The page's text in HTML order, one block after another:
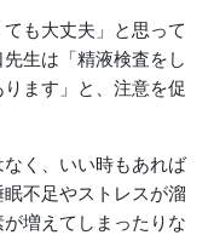
も大丈夫」と思って
生は「精液検査をし
ます」と、注意を促
なく、いい時もあれば
不足やストレスが溜
増えてしまったりな